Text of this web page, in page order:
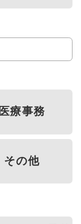
医療事務
その他